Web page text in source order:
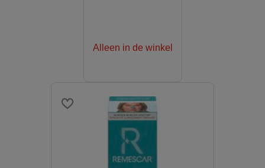
Alleen in de winkel